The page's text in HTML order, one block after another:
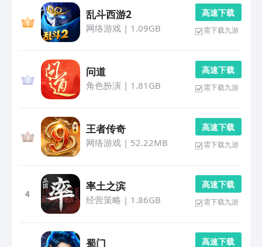
乱斗西游2
网络游戏| 1.09GB
高 速 下 载
需下载九游
问道
角色扮演 | 1.81GB
高 速 下 载
需下载九游
王者传奇
网络游戏| 52.22MB
高 速 下 载
需下载九游
4
率土之滨
经营策略 | 1.86GB
高 速 下 载
需下载九游
蜀门 高 速 下 载